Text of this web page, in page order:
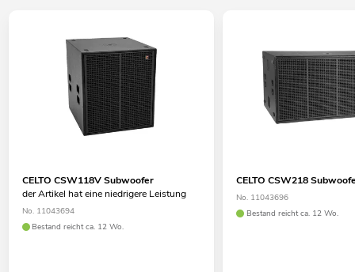
CELTO CSW118V Subwoofer
der Artikel hat eine niedrigere Leistung
No. 11043694
Bestand reicht ca. 12 Wo.
CELTO CSW218
No. 11043696
Bestand reicht ca. 12 Wo.